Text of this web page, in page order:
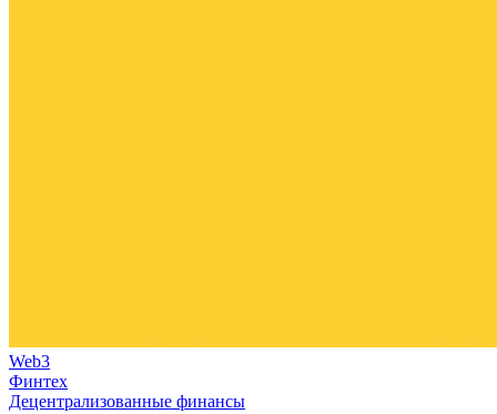
Web3
Финтех
Децентрализованные финансы